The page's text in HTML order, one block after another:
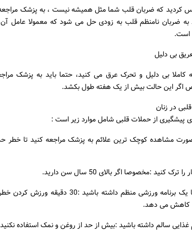
کردید که ضربان قلب شما مثل همیشه نیست ، به پزشک مراجعه
به ضربان نامنظم قلب به زودی حل می شود که معمولا عامل
است.
کاملا بی دلیل و تحرک عرق می کنید، حتما باید به پزشک
این حالت بیش از یک هفته طول بکشد.
در زنان
پیشگیری از حملات قلبی شامل موارد زیر است :
مشاهده کوچک ترین علائم به پزشک مراجعه کنید تا خطر
ترک کنید :مخصوصا اگر بالای 50 سال سن دارید.
- حتما یک برنامه ورزشی منظم داشته
کاهش می دهد.
غذایی سالم داشته باشید :بیش از حد از روغن و نمک استفاده